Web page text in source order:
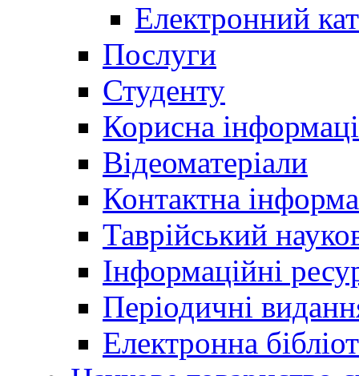
Електронний
Послуги
Студенту
Корисна
Відеоматеріали
Контактна
Таврійський
Інформаційні
Періодичні
Електронна